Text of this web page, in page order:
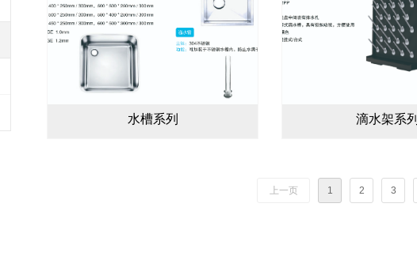
水槽系列 滴水架系列
上一页 1 2 3